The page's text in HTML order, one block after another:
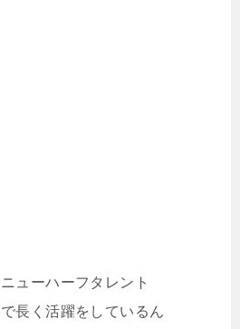
ューハーフタレント
長く活躍をしているん